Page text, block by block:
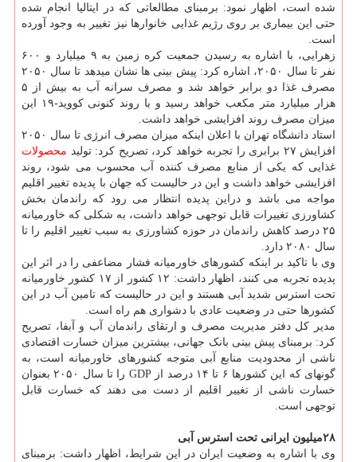
شده است، اظهار نمود: برمبنای مطالعاتی که در ایتالیا انجام شده
حتی این بیماری بر روی رژیم غذایی خانوارها نیز تغییر به وجود آورده
است.
زهرایی، با اشاره به رسیدن جمعیت کره زمین به ۹ میلیارد و ۶۰۰
نفر تا سال ۲۰۵۰، اشاره کرد: پیش بینی ها نشان میدهد تا سال ۲۰۵۰
مصرف غذا دو برابر خواهد شد و مصرف سرانه آب به بیش از ۵
هزار میلیارد متر مکعب خواهد رسید و با روند کنونی کووید-۱۹ این
میزان مصرف روند افزایشی خواهد داشت.
استاد دانشگاه تهران با اعلان اینکه میزان مصرف انرژی تا سال ۲۰۵۰
افزایش ۲۷ برابری را تجربه خواهد کرد، تصریح کرد: تولید
محصولات
غذایی که یکی از منابع مصرف کننده آب محسوب می شود، روند
افزایشی خواهد داشت و این در حالیست که جهان با پدیده تغییر اقلیم
مواجه می باشد و دراین پدیده انتظار می رود که راندمان بخش
کشاورزی تغییرات قابل توجهی خواهد داشت، به شکلی که خاورمیانه
۲۵ درصد کاهش راندمان در حوزه کشاورزی به سبب تغییر اقلیم را تا
سال ۲۰۸۰ دارد.
وی با تاکید بر اینکه کشورهای خاورمیانه فشار مضاعفی را در اثر این
پدیده تجربه می کنند، اظهار داشت: ۱۲ کشور از ۱۷ کشور خاورمیانه
تحت استرس شدید آبی هستند و این در حالیست که تامین آب در این
کشورها حتی در وضعیت عادی با دشواری هم راه است.
مدیر کل دفتر مدیریت مصرف و ارتقای راندمان آب و آبفا، تصریح
کرد: برمبنای پیش بینی بانک جهانی، بیشترین میزان خسارت اقتصادی
ناشی از محدودیت منابع آبی متوجه کشورهای خاورمیانه است، به
گونه‎ای که این کشورها ۶ تا ۱۴ درصد از GDP را تا سال ۲۰۵۰ بعنوان
خسارت ناشی از تغییر اقلیم از دست می دهند که خسارت قابل
توجهی است.
۲۸میلیون ایرانی تحت استرس آبی
وی با اشاره به وضعیت ایران در این شرایط، اظهار داشت: برمبنای